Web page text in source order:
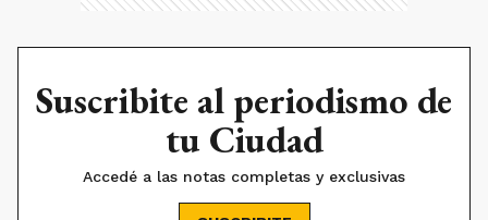
Suscribite al periodismo de
tu Ciudad
Accedé a las notas completas y exclusivas